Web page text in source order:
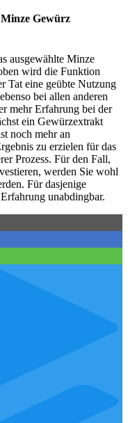
Gewürz
ausgewählte Minze
wird die Funktion
Tat eine geübte Nutzung
bei allen anderen
mehr Erfahrung bei der
ein Gewürzextrakt
noch mehr an
zu erzielen für das
Prozess. Für den Fall,
werden Sie wohl
Für dasjenige
unabdingbar.